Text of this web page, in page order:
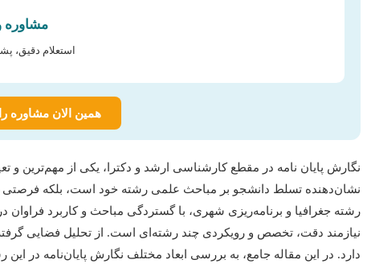
مشاوره
استعلام دقیق،
همین الان مشاوره
نگارش پایان نامه در مقطع کارشناسی ارشد و دکترا، یکی از مهم‌ترین و
نشان‌دهنده تسلط دانشجو بر مباحث علمی رشته خود است، بلکه فرصتی
رشته جغرافیا و برنامه‌ریزی شهری، با گستردگی مباحث و کاربرد فراوان
نیازمند دقت، تخصص و رویکردی چند رشته‌ای است. از تحلیل فضایی
دارد. در این مقاله جامع، به بررسی ابعاد مختلف نگارش پایان‌نامه در